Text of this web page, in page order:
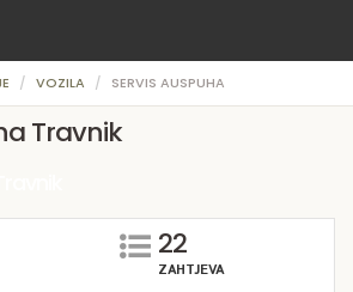
VOZILA SERVIS AUSPUHA
Travnik
22
ZAHTJEVA